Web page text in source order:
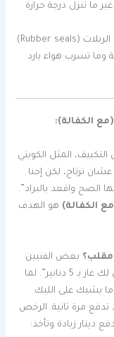
ما تنزل درجة حرارة
تأكد إن الربلات (Rubber seals)
وما تسرب هواء بارد
الكفالة):
المثل الكويتي
ترتاح، لكن إحنا
الصح واقعد بالبراد”.
الكفالة) هو الهدف
بعض الفنيين
يعطيك سعر خيالي بالتلفون، مثلاً يقولك “أعبي لك غاز بـ 5 دنانير”. لما
يشيك على الليك
تدفع مرة ثانية. الرخص
دينار زيادة وتأخذ: